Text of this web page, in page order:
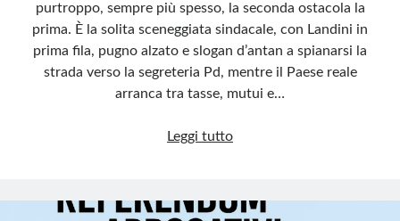
purtroppo, sempre più spesso, la seconda ostacola la
prima. È la solita sceneggiata sindacale, con Landini in
prima fila, pugno alzato e slogan d’antan a spianarsi la
strada verso la segreteria Pd, mentre il Paese reale
arranca tra tasse, mutui e…
Leggi tuttoLandini
rito